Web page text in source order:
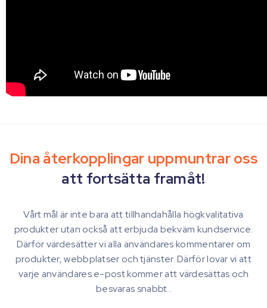
Dina återkopplingar uppmuntrar oss
att fortsätta framåt!
Vårt mål är inte bara att tillhandahålla högkvalitativa
produkter utan också att erbjuda bekväm kundservice.
Därför värdesätter vi alla användares kommentarer om
produkter, webbplatser och tjänster. Därför lovar vi att
varje användares e-post kommer att värdesättas och
besvaras snabbt..